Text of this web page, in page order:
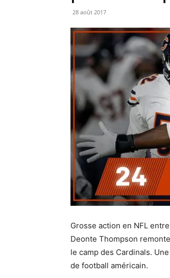
28 août 2017
Grosse action en NFL
Deonte Thompson
le camp des Cardinals.
de football américain.